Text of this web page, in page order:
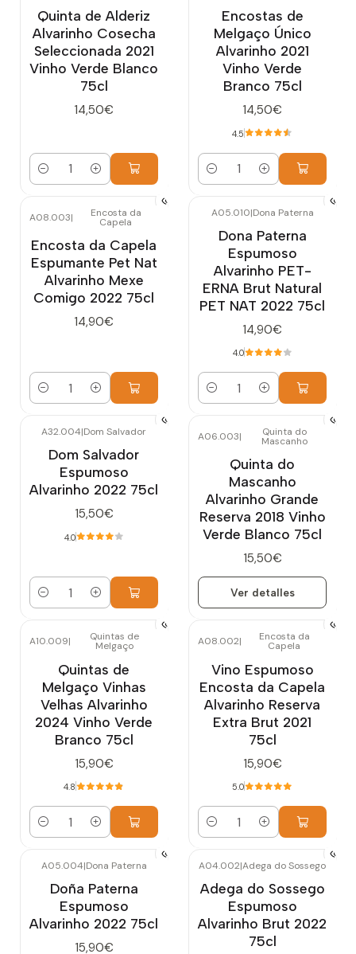
Quinta de Alderiz
Alvarinho Cosecha
Seleccionada 2021
Vinho Verde Blanco
75cl
14,50€
Cantidad
Encostas de
Melgaço Único
Alvarinho 2021
Vinho Verde
Branco 75cl
14,50€
4.5
Cantidad
A08.003| Encosta da
Capela
Encosta da Capela
Espumante Pet Nat
Alvarinho Mexe
Comigo 2022 75cl
14,90€
Cantidad
A05.010|Dona Paterna
Dona Paterna
Espumoso
Alvarinho PET-
ERNA Brut Natural
PET NAT 2022 75cl
14,90€
4.0
Cantidad
A32.004|Dom Salvador
Dom Salvador
Espumoso
Alvarinho 2022 75cl
15,50€
4.0
Cantidad
Agotado
A06.003| Quinta do
Mascanho
Quinta do
Mascanho
Alvarinho Grande
Reserva 2018 Vinho
Verde Blanco 75cl
15,50€
Ver detalles
A10.009| Quintas de
Melgaço
Quintas de
Melgaço Vinhas
Velhas Alvarinho
2024 Vinho Verde
Branco 75cl
15,90€
4.8
Cantidad
A08.002| Encosta da
Capela
Vino Espumoso
Encosta da Capela
Alvarinho Reserva
Extra Brut 2021
75cl
15,90€
5.0
Cantidad
A05.004|Dona Paterna
Doña Paterna
Espumoso
Alvarinho 2022 75cl
15,90€
A04.002|Adega do Sossego
Adega do Sossego
Espumoso
Alvarinho Brut 2022
75cl